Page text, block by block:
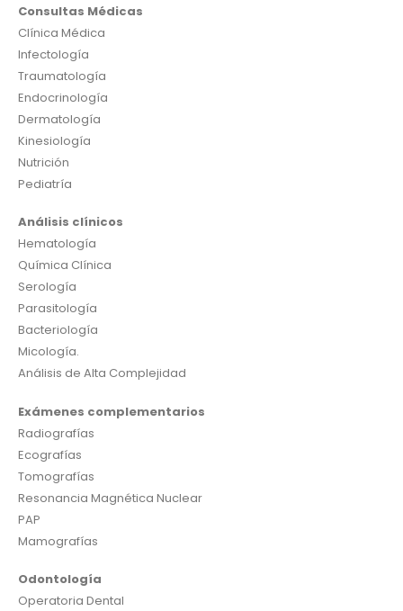
Consultas Médicas
Clínica Médica
Infectología
Traumatología
Endocrinología
Dermatología
Kinesiología
Nutrición
Pediatría
Análisis clínicos
Hematología
Química Clínica
Serología
Parasitología
Bacteriología
Micología.
Análisis de Alta Complejidad
Exámenes complementarios
Radiografías
Ecografías
Tomografías
Resonancia Magnética Nuclear
PAP
Mamografías
Odontología
Operatoria Dental